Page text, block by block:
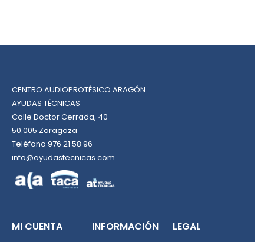
CENTRO AUDIOPROTÉSICO ARAGÓN
AYUDAS TÉCNICAS
Calle Doctor Cerrada, 40
50.005 Zaragoza
Teléfono 976 21 58 96
info@ayudastecnicas.com
MI CUENTA INFORMACIÓN LEGAL